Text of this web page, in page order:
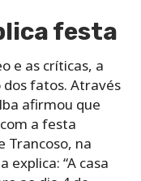
festa
e as críticas, a
fatos. Através
afirmou que
a festa
Trancoso, na
explica: “A casa